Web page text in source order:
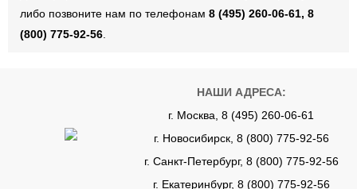
либо позвоните нам по телефонам 8 (495) 260-06-61, 8
(800) 775-92-56
НАШИ АДРЕСА:
г. Москва, 8 (495) 260-06-61
г. Новосибирск, 8 (800) 775-92-56
г. Санкт-Петербург, 8 (800) 775-92-56
г. Екатеринбург, 8 (800) 775-92-56